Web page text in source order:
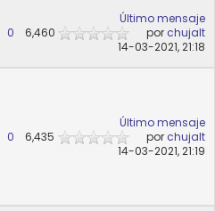
0 6,460
Último mensaje
por chujalt
14-03-2021, 21:18
0 6,435
Último mensaje
por chujalt
14-03-2021, 21:19